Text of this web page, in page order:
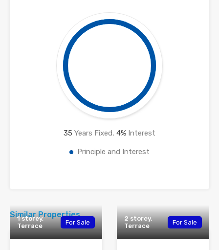
35 Years Fixed, 4% Interest
Principle and Interest
Similar Properties
1 storey,
Terrace
For Sale
2 storey,
Terrace
For Sale